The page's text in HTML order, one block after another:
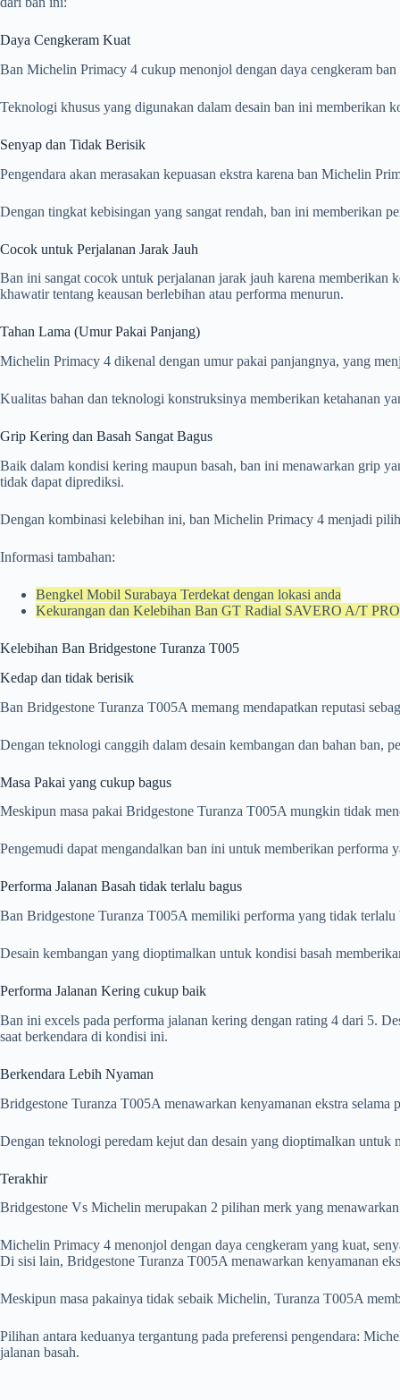
Daya Cengkeram Kuat
Ban Michelin Primacy 4 cukup menonjol dengan daya cengkeram
Teknologi khusus yang digunakan dalam desain ban ini memberikan
Senyap dan Tidak Berisik
Pengendara akan merasakan kepuasan ekstra karena ban Michelin
Dengan tingkat kebisingan yang sangat rendah, ban ini memberikan
Cocok untuk Perjalanan Jarak Jauh
Ban ini sangat cocok untuk perjalanan jarak jauh karena memberikan
khawatir tentang keausan berlebihan atau performa menurun.
Tahan Lama (Umur Pakai Panjang)
Michelin Primacy 4 dikenal dengan umur pakai panjangnya, yang
Kualitas bahan dan teknologi konstruksinya memberikan ketahanan
Grip Kering dan Basah Sangat Bagus
Baik dalam kondisi kering maupun basah, ban ini menawarkan grip
tidak dapat diprediksi.
Dengan kombinasi kelebihan ini, ban Michelin Primacy 4 menjadi
Informasi tambahan:
Bengkel Mobil Surabaya Terdekat dengan lokasi anda
Kekurangan dan Kelebihan Ban GT Radial SAVERO A/T PRO
Kelebihan Ban Bridgestone Turanza T005
Kedap dan tidak berisik
Ban Bridgestone Turanza T005A memang mendapatkan reputasi
Dengan teknologi canggih dalam desain kembangan dan bahan ban,
Masa Pakai yang cukup bagus
Meskipun masa pakai Bridgestone Turanza T005A mungkin tidak
Pengemudi dapat mengandalkan ban ini untuk memberikan
Performa Jalanan Basah tidak terlalu bagus
Ban Bridgestone Turanza T005A memiliki performa yang tidak terlalu
Desain kembangan yang dioptimalkan untuk kondisi basah
Performa Jalanan Kering cukup baik
Ban ini excels pada performa jalanan kering dengan rating 4 dari 5.
saat berkendara di kondisi ini.
Berkendara Lebih Nyaman
Bridgestone Turanza T005A menawarkan kenyamanan ekstra selama
Dengan teknologi peredam kejut dan desain yang dioptimalkan untuk
Terakhir
Bridgestone Vs Michelin merupakan 2 pilihan merk yang
Michelin Primacy 4 menonjol dengan daya cengkeram yang kuat,
Di sisi lain, Bridgestone Turanza T005A menawarkan kenyamanan
Meskipun masa pakainya tidak sebaik Michelin, Turanza T005A
Pilihan antara keduanya tergantung pada preferensi pengendara:
jalanan basah.